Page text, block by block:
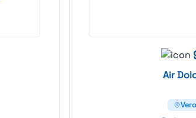
Air